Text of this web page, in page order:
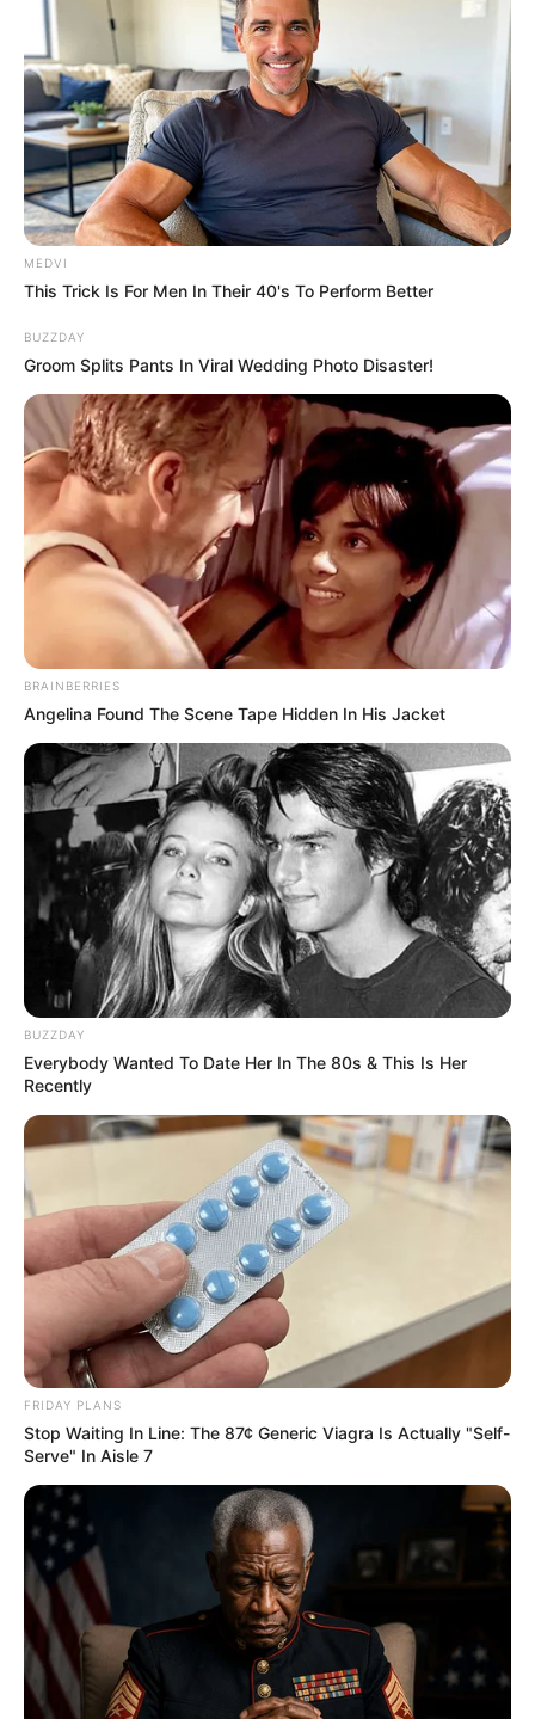
ชาวอิตาลีส่วนใหญ่ของประเทศจะนับถือศาสนาคริสต์นิกาย
โรมันคาทอลิก ชาวอิตาลีจึงนับถือพิธีในโบสถ์และเชื่อนิทาน
ปรัมปราเมื่อมีการกำหนดวันและเวลาในการกระทำพิธี
แต่งงานให้กับหญิงและชายชาวอิตาลี จึงไม่จัดงาน
แต่งงานในเดือนพฤษภาคมและสิงหาคม เพราะถือว่า
เดือนพฤษภาคมเป็นเดือนของพระแม่มารี และเดือน
สิงหาคมจะทำความเจ็บป่วย และความทุกข์มาให้ ในทาง
ตรงกันข้ามชาวอิตาลีจะถือว่าวันอาทิตย์ เป็นวันมงคลที่สุด
ของสัปดาห์
เจ้าบ่าวตามประเพณีจะพกเหล็กติดตัวอยู่ชิ้นหนึ่ง ด้วย
ความเชื่อว่าจะช่วยปัดเป่าภูตผีปีศาจร้ายออกไป ในส่วน
ของเจ้าสาวจะมีผ้าคลุมหน้าป้องกันและปกป้องจาก
อำนาจชั่วร้าย และการคลุมหน้ายังบ่งบอกถึงความบริสุทธิ์
ของพรหม จารีอีกด้วย
ส่วนหนึ่งในพิธี แต่งงานของชาวอิตาลีคือ การทำให้แก้ว
หรือเหยือกใส่น้ำ ใบหนึ่งแตกกระจายเป็นเสี่ยง ๆ เป็นเครื่อง
บอกว่าเจ้าบ่าวและเจ้าสาวจะใช้ชีวิตอยู่ร่วมกันเป็นเวลานาน
กี่ปี โดยการนับจำนวนเศษแก้วที่แตกออกมา จากนั้นก็จะ
ปล่อยนกพิราบสีขาวให้เป็นอิสระ เพื่อเป็นฤกษ์งาม ยามดีใน
การใช้ชีวิตอยู่ร่วมกัน พอตกค่ำก็จะมีการจัดเลี้ยง ปาร์ตี้กัน
ตลอดทั้งคือ
แล้วเจ้าสาวจะดำเนินการตามธรรมเนียมประเพณี คือการ
เวียนถุงผ้าซาตินไปรอบ ๆงานเลี้ยง เพื่อให้แขกเหรื่อ หย่อน
ซอง ที่ใส่เงินลงไปเพื่อช่วยภาระค่าใช้จ่าย ในพิธีแต่งงานที่
ผ่านมาเช่นเดียวกันเจ้าบ่าวก็จะตัดเน็คไท ที่ตนเองใส่ ออก
เป็นชิ้นๆเพื่อประมูลขายให้กับแขกในพิธี เพื่อเป็นค่าใช้จ่าย
ในการเดินทางไปฮันนีมูน จากนั้นคู่เจ้าบ่าว เจ้าสาวก็จะขับ
รถสวยหรูที่ถูกประดับประดาด้วยดอกไม้ทั้งคัน ออกไปด้วย
กัน เพื่อเป็นการแสดงถึง การเดินทาง สู่ชีวิตใหม่ที่มีความ
สุขอย่างสมบูรณ์
ขอบคุณข้อมูลจาก centerwedding.com
ความเชื่อ ความเชื่อการแต่งงาน ความเชื่อชาวอิตาลี
พิธีแต่งงาน แต่งงาน แต่งงานแบบอิตาลี
ABOUT THE AUTHOR
เจ้าหมอดู
เนื้อหาที่ได้รับการโปรโมต
MEDVI
This Trick Is For Men In Their 40's To Perform Better
BUZZDAY
Groom Splits Pants In Viral Wedding Photo Disaster!
BRAINBERRIES
Angelina Found The Scene Tape Hidden In His Jacket
BUZZDAY
Everybody Wanted To Date Her In The 80s & This Is Her
Recently
FRIDAY PLANS
Stop Waiting In Line: The 87¢ Generic Viagra Is Actually "Self-
Serve" In Aisle 7